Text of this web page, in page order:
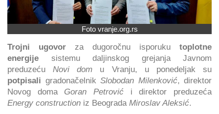
Foto vranje.org.rs
Trojni ugovor za dugoročnu isporuku toplotne
energije sistemu daljinskog grejanja Javnom
preduzećuNovi dom u Vranju, u ponedeljak su
potpisali gradonačelnik Slobodan Milenković, direktor
Novog domaGoran Petrović i direktor preduzeća
Energy construction iz Beograda Miroslav Aleksić.